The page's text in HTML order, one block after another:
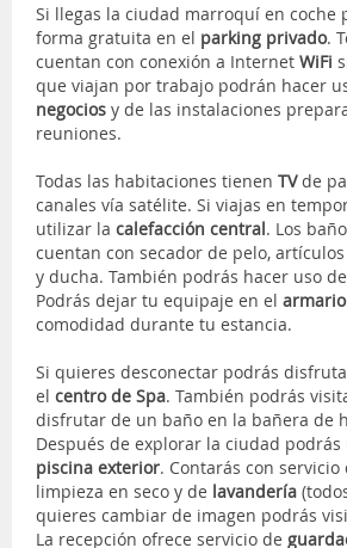
Si llegas la ciudad marroquí en coche
forma gratuita en el parking privado.
cuentan con conexión a Internet WiFi
que viajan por trabajo podrán hacer
negocios y de las instalaciones
reuniones.
Todas las habitaciones tienen TVde
canales vía satélite. Si viajas en
utilizar la calefacción central. Los
cuentan con secador de pelo,
y ducha. También podrás hacer uso
Podrás dejar tu equipaje en el armario
comodidad durante tu estancia.
Si quieres desconectar podrás
el centro de Spa. También podrás
disfrutar de un baño en la bañera de
Después de explorar la ciudad
piscina exterior. Contarás con
limpieza en seco y de lavandería
quieres cambiar de imagen podrás
La recepción ofrece servicio de